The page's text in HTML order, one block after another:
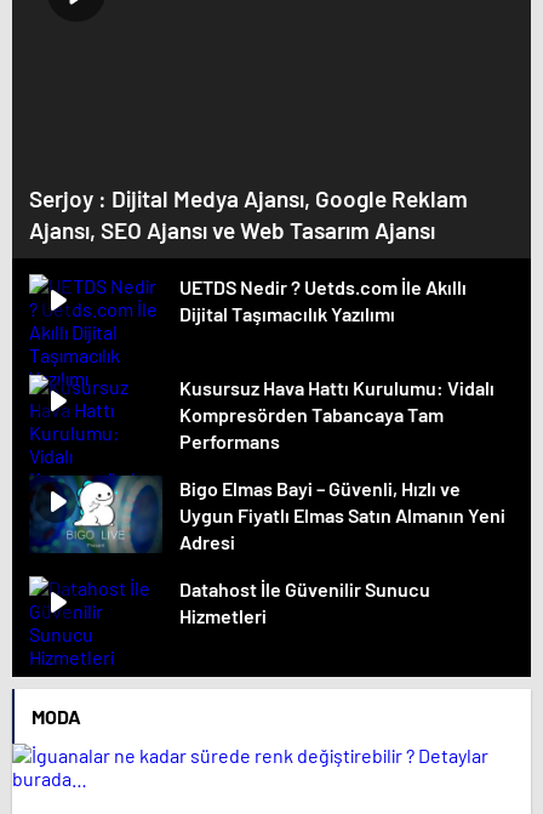
Serjoy : Dijital Medya Ajansı, Google Reklam
Ajansı, SEO Ajansı ve Web Tasarım Ajansı
UETDS Nedir ? Uetds.com İle Akıllı
Dijital Taşımacılık Yazılımı
Kusursuz Hava Hattı Kurulumu: Vidalı
Kompresörden Tabancaya Tam
Performans
Bigo Elmas Bayi – Güvenli, Hızlı ve
Uygun Fiyatlı Elmas Satın Almanın Yeni
Adresi
Datahost İle Güvenilir Sunucu
Hizmetleri
MODA